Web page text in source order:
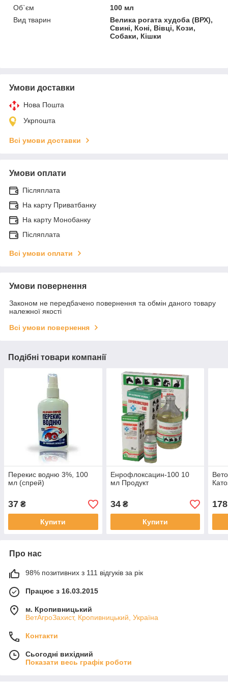
Об`єм
100 мл
Вид тварин
Велика рогата худоба (ВРХ),
Свині, Коні, Вівці, Кози,
Собаки, Кішки
Умови доставки
Нова Пошта
Укрпошта
Всі умови доставки
Умови оплати
Післяплата
На карту Приватбанку
На карту Монобанку
Післяплата
Всі умови оплати
Умови повернення
Законом не передбачено повернення та обмін даного товару
належної якості
Всі умови повернення
Подібні товари компанії
Перекис водню 3%, 100
мл (спрей)
37 ₴
Купити
Енрофлоксацин-100 10
мл Продукт
34₴
Купити
178
Про нас
98% позитивних з 111 відгуків за рік
Працює з 16.03.2015
м. Кропивницький
ВетАгроЗахист, Кропивницький, Україна
Контакти
Сьогодні вихідний
Показати весь графік роботи